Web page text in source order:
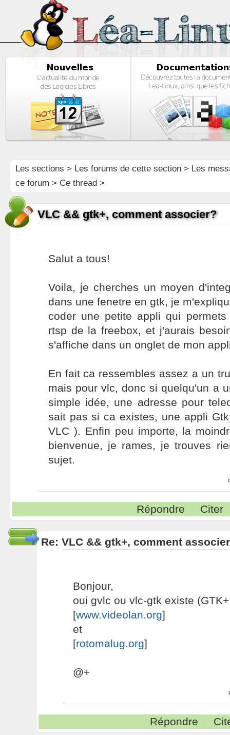
Les sections > Les forums de cette section> Les
ce forum > Ce thread >
VLC && gtk+, comment associer?
Salut a tous!
Voila, je cherches un moyen
dans une fenetre en gtk, je
coder une petite appli qui
rtsp de la freebox, et j'aurais
s'affiche dans un onglet de mon
En fait ca ressembles assez a un
mais pour vlc, donc si quelqu'un a
simple idée, une adresse pour
sait pas si ca existes, une appli
VLC ). Enfin peu importe, la
bienvenue, je rames, je trouves
sujet.
Répondre Citer
Re: VLC && gtk+, comment
Bonjour,
oui gvlc ou vlc-gtk existe
[www.videolan.org]
et
[rotomalug.org]
@+
Répondre